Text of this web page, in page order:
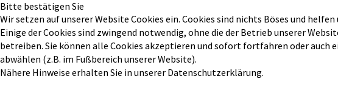
Bitte bestätigen Sie
Wir setzen auf unserer Website Cookies ein. Cookies sind nichts Böses und
Einige der Cookies sind zwingend notwendig, ohne die der Betrieb unserer
betreiben. Sie können alle Cookies akzeptieren und sofort fortfahren oder
abwählen (z.B. im Fußbereich unserer Website).
Nähere Hinweise erhalten Sie in unserer Datenschutzerklärung.